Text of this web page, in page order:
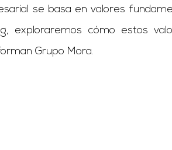
se basa en valores
exploraremos cómo estos
Grupo Mora.